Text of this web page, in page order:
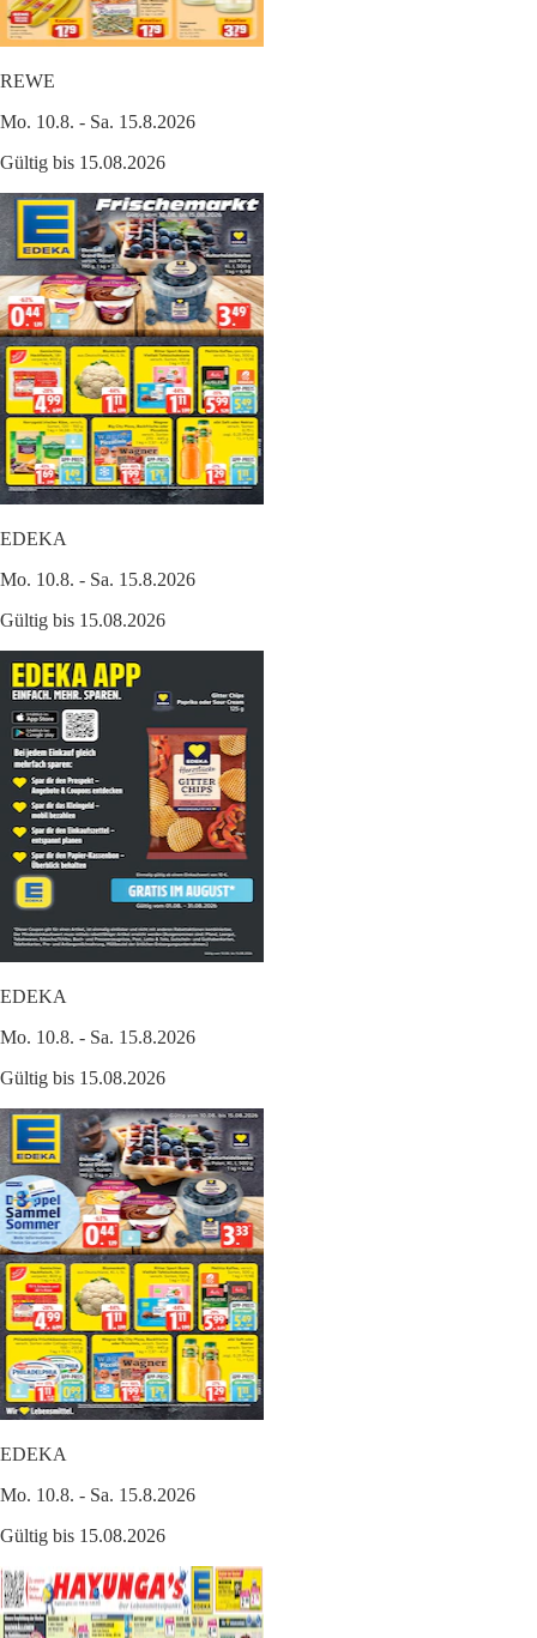
REWE
Mo. 10.8. - Sa. 15.8.2026
Gültig bis 15.08.2026
EDEKA
Mo. 10.8. - Sa. 15.8.2026
Gültig bis 15.08.2026
EDEKA
Mo. 10.8. - Sa. 15.8.2026
Gültig bis 15.08.2026
EDEKA
Mo. 10.8. - Sa. 15.8.2026
Gültig bis 15.08.2026